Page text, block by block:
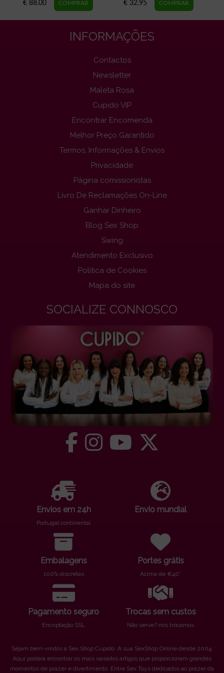
€ 88.00 € 32.95
INFORMAÇÕES
Contactos
Newsletter
Maleta Rosa
Cupido VIP
Encontrar Encomenda
Melhor Preço Garantido
Termos, Informações & Envios
Privacidade
Página comissionistas
Livro De Reclamações On-Line
Ganhar Dinheiro
Blog Sex Shop
Swing
Atendimento Exclusivo
Politica de Cookies
Mapa do site
SOCIALIZE CONNOSCO
Envios em 24h
Portugal continental
Envio mundial
Embalagens
100% discretas
Portes grátis
Acima de €40*
Pagamento seguro
Encriptação SSL
Trocas sem custos
Não serve? nós trocamos
Sejam bem-vindos à Sex Shop Cupido. A sua SexShop Online desde 2004.
Aqui poderá encontrar os mais variados artigos que proporcionam grandes
momentos de prazer e divertimento. Entre Sex Toys dedicados ao prazer da